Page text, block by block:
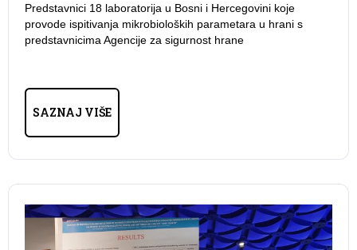
Predstavnici 18 laboratorija u Bosni i Hercegovini koje
provode ispitivanja mikrobioloških parametara u hrani s
predstavnicima Agencije za sigurnost hrane
SAZNAJ VIŠE